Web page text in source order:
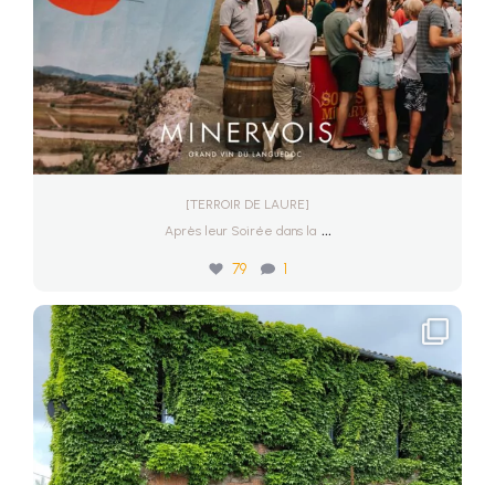
[TERROIR DE LAURE]
Après leur Soirée dans la ...
79 1
[UN GRAND MERCI]
Quelques clichés de notre...
Mai 24
76 1